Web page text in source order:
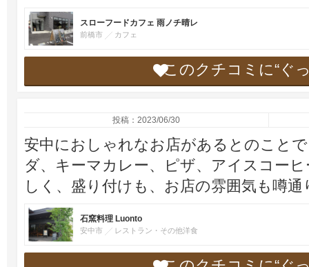
スローフードカフェ 雨ノチ晴レ
前橋市 カフェ
このクチコミに“ぐ
投稿：2023/06/30
安中におしゃれなお店があるとのこと
ダ、キーマカレー、ピザ、アイスコー
しく、盛り付けも、お店の雰囲気も噂
石窯料理 Luonto
安中市 レストラン・その他洋食